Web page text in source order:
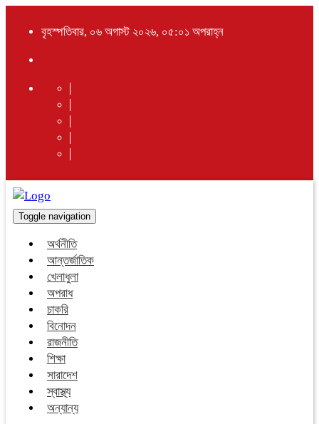
বৃহস্পতিবার, ০৬ অগাস্ট ২০২৬, ০৫:০১ অপরাহ্ন
Toggle navigation
অর্থনীতি
আন্তর্জাতিক
খেলাধুলা
অপরাধ
চাকরি
বিনোদন
রাজনীতি
শিক্ষা
সারাদেশ
স্বাস্থ্য
অন্যান্য